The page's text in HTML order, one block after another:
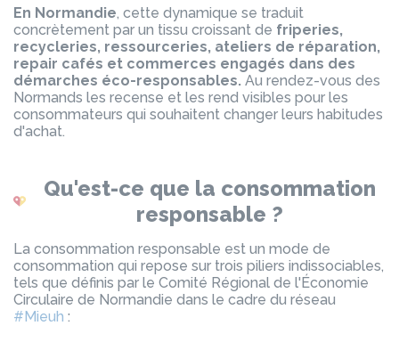
En Normandie, cette dynamique se traduit
concrètement par un tissu croissant de friperies,
recycleries, ressourceries, ateliers de réparation,
repair cafés et commerces engagés dans des
démarches éco-responsables. Au rendez-vous des
Normands les recense et les rend visibles pour les
consommateurs qui souhaitent changer leurs habitudes
d'achat.
Qu'est-ce que la consommation
responsable ?
La consommation responsable est un mode de
consommation qui repose sur trois piliers indissociables,
tels que définis par le Comité Régional de l'Économie
Circulaire de Normandie dans le cadre du réseau
#Mieuh :